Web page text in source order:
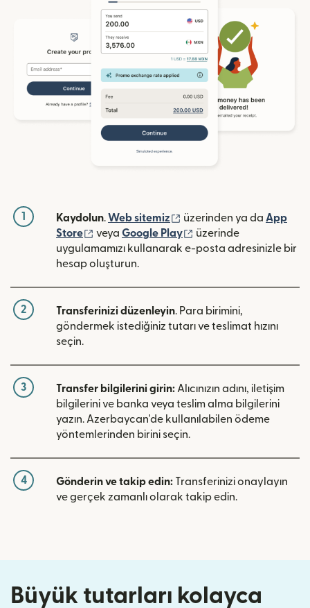
1 Kaydolun.Web sitemiz (yeni pencerede açılır)
üzerinden ya da App
Store
(yeni pencerede açılır)
veya Google Play (yeni pencerede açılır)
üzerinde
uygulamamızı kullanarak e-posta adresinizle bir
hesap oluşturun.
2 Transferinizi düzenleyin. Para birimini,
göndermek istediğiniz tutarı ve teslimat hızını
seçin.
3 Transfer bilgilerini girin: Alıcınızın adını, iletişim
bilgilerini ve banka veya teslim alma bilgilerini
yazın. Azerbaycan'de kullanılabilen ödeme
yöntemlerinden birini seçin.
4 Gönderin ve takip edin: Transferinizi onaylayın
ve gerçek zamanlı olarak takip edin.
Büyük tutarları kolayca